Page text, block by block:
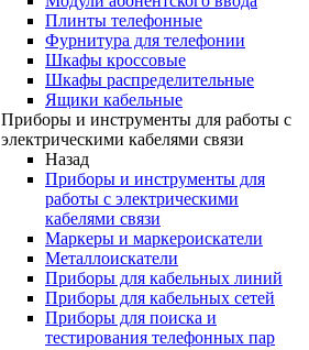
Плинты телефонные
Фурнитура для телефонии
Шкафы кроссовые
Шкафы распределительные
Ящики кабельные
Приборы и инструменты для работы с
электрическими кабелями связи
Назад
Приборы и инструменты для
работы с электрическими
кабелями связи
Маркеры и маркероискатели
Металлоискатели
Приборы для кабельных линий
Приборы для кабельных сетей
Приборы для поиска и
тестирования телефонных пар